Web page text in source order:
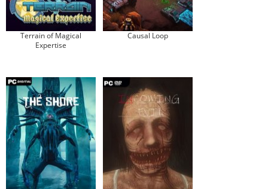
Terrain of Magical
Expertise
Causal Loop